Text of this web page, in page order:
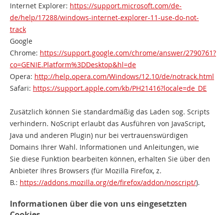
Internet Explorer: https://support.microsoft.com/de-
de/help/17288/windows-internet-explorer-11-use-do-not-
track
Google
Chrome: https://support.google.com/chrome/answer/2790761?
co=GENIE.Platform%3DDesktop&hl=de
Opera: http://help.opera.com/Windows/12.10/de/notrack.html
Safari: https://support.apple.com/kb/PH21416?locale=de_DE
Zusätzlich können Sie standardmäßig das Laden sog. Scripts
verhindern. NoScript erlaubt das Ausführen von JavaScript,
Java und anderen Plugin) nur bei vertrauenswürdigen
Domains Ihrer Wahl. Informationen und Anleitungen, wie
Sie diese Funktion bearbeiten können, erhalten Sie über den
Anbieter Ihres Browsers (für Mozilla Firefox, z.
B.: https://addons.mozilla.org/de/firefox/addon/noscript/).
Informationen über die von uns eingesetzten